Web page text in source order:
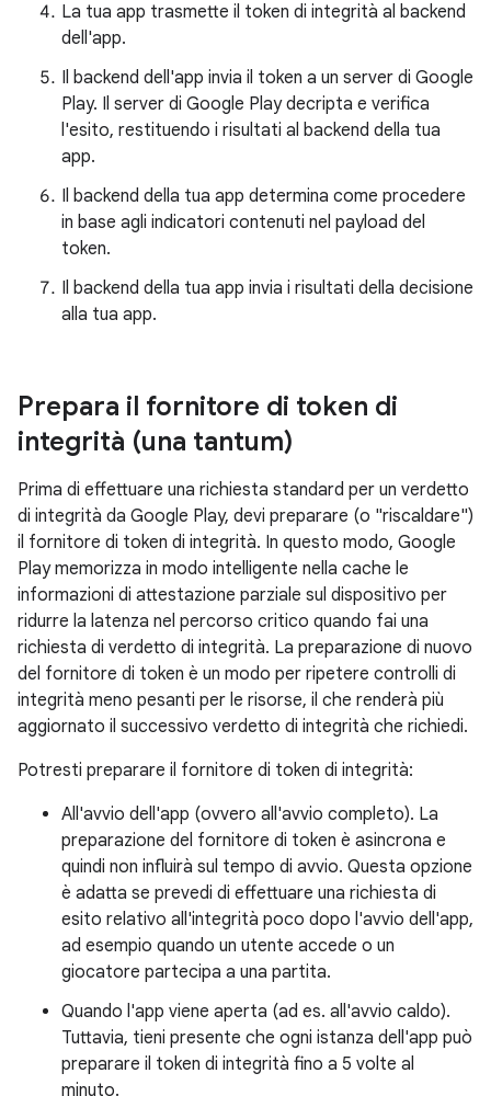
La tua app trasmette il token di integrità al backend
dell'app.
Il backend dell'app invia il token a un server di Google
Play. Il server di Google Play decripta e verifica
l'esito, restituendo i risultati al backend della tua
app.
Il backend della tua app determina come procedere
in base agli indicatori contenuti nel payload del
token.
Il backend della tua app invia i risultati della decisione
alla tua app.
Prepara il fornitore di token di
integrità (una tantum)
Prima di effettuare una richiesta standard per un verdetto
di integrità da Google Play, devi preparare (o "riscaldare")
il fornitore di token di integrità. In questo modo, Google
Play memorizza in modo intelligente nella cache le
informazioni di attestazione parziale sul dispositivo per
ridurre la latenza nel percorso critico quando fai una
richiesta di verdetto di integrità. La preparazione di nuovo
del fornitore di token è un modo per ripetere controlli di
integrità meno pesanti per le risorse, il che renderà più
aggiornato il successivo verdetto di integrità che richiedi.
Potresti preparare il fornitore di token di integrità:
All'avvio dell'app (ovvero all'avvio completo). La
preparazione del fornitore di token è asincrona e
quindi non influirà sul tempo di avvio. Questa opzione
è adatta se prevedi di effettuare una richiesta di
esito relativo all'integrità poco dopo l'avvio dell'app,
ad esempio quando un utente accede o un
giocatore partecipa a una partita.
Quando l'app viene aperta (ad es. all'avvio caldo).
Tuttavia, tieni presente che ogni istanza dell'app può
preparare il token di integrità fino a 5 volte al
minuto.